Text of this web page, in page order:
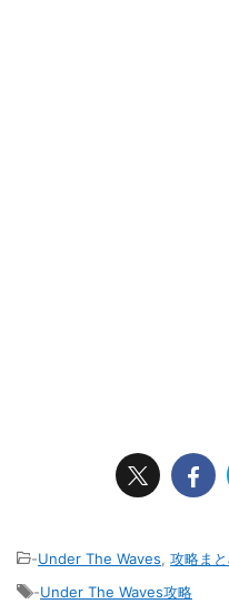
-Under The Waves 攻略ま
-Under The Waves攻略